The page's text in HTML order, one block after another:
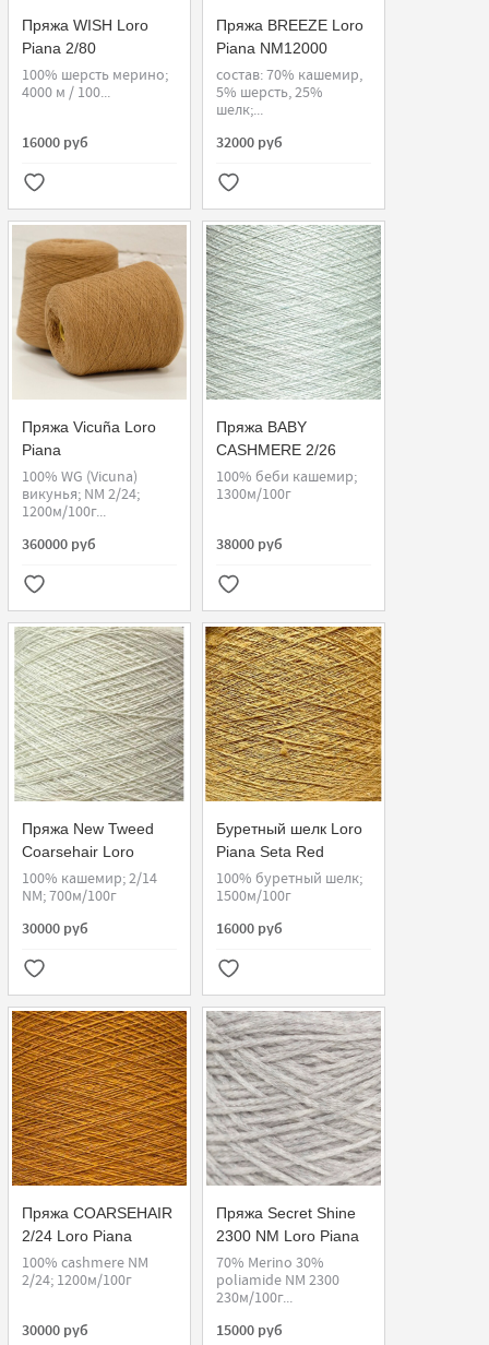
Пряжа WISH Loro
Piana 2/80
100% шерсть мерино;
4000 м / 100...
16000 руб
Пряжа BREEZE Loro
Piana NM12000
состав: 70% кашемир,
5% шерсть, 25%
шелк;...
32000 руб
Пряжа Vicuña Loro
Piana
100% WG (Vicuna)
викунья; NM 2/24;
1200м/100г...
360000 руб
Пряжа BABY
CASHMERE 2/26
Loro Piana
100% беби кашемир;
1300м/100г
38000 руб
Пряжа New Tweed
Coarsehair Loro
Piana
100% кашемир; 2/14
NM; 700м/100г
30000 руб
Буретный шелк Loro
Piana Seta Red
Shantung 1/15
100% буретный шелк;
1500м/100г
16000 руб
Пряжа COARSEHAIR
2/24 Loro Piana
100% cashmere NM
2/24; 1200м/100г
30000 руб
Пряжа Secret Shine
2300 NM Loro Piana
70% Merino 30%
poliamide NM 2300
230м/100г...
15000 руб